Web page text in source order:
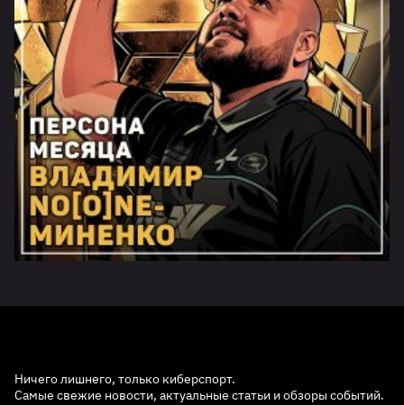
Ничего лишнего, только киберспорт.
Самые свежие новости, актуальные статьи и обзоры событий.